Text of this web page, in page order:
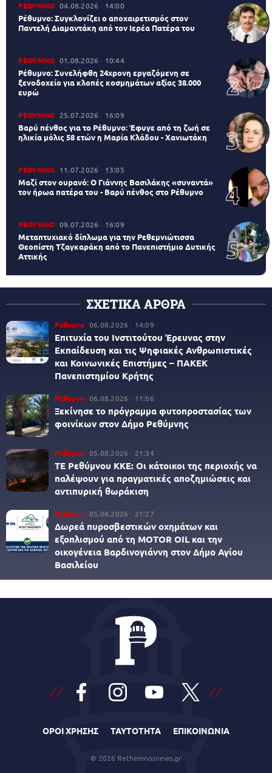
ΡΕΘΥΜΝΟ 04.08.2026 14:00
Ρέθυμνο: Συγκλονίζει ο αποχαιρετισμός στον
Παντελή Διαμαντάκη από τον Ιερέα Πατέρα του
ΡΕΘΥΜΝΟ 01.08.2026 10:44
Ρέθυμνο: Συνελήφθη 24χρονη εργαζόμενη σε
ξενοδοχείο για κλοπές κοσμημάτων αξίας 38.000
ευρώ
ΡΕΘΥΜΝΟ 25.07.2026 16:09
Βαρύ πένθος για το Ρέθυμνο: Έφυγε από τη ζωή σε
ηλικία μόλις 58 ετών η Μαρία Κλάδου - Χανιωτάκη
ΡΕΘΥΜΝΟ 11.07.2026 13:05
Μαζί στον ουρανό: Ο Γιάννης Βασιλάκης «συναντά»
τον ήρωα πατέρα του - Βαρύ πένθος στο Ρέθυμνο
ΡΕΘΥΜΝΟ 09.07.2026 16:09
Μεταπτυχιακό δίπλωμα για την Ρεθεμνιώτισσα
Θεοπίστη Τζαγκαράκη από το Πανεπιστήμιο Δυτικής
Αττικής
ΣΧΕΤΙΚΑ ΑΡΘΡΑ
Ρέθυμνο 06.08.2026 14:09
Επιτυχία του Ινστιτούτου Έρευνας στην
Εκπαίδευση και τις Ψηφιακές Ανθρωπιστικές
και Κοινωνικές Επιστήμες – ΠΑΚΕΚ
Πανεπιστημίου Κρήτης
Ρέθυμνο 06.08.2026 11:06
Ξεκίνησε το πρόγραμμα φυτοπροστασίας των
φοινίκων στον Δήμο Ρεθύμνης
Ρέθυμνο 05.08.2026 21:34
ΤΕ Ρεθύμνου ΚΚΕ: Οι κάτοικοι της περιοχής να
παλέψουν για πραγματικές αποζημιώσεις και
αντιπυρική θωράκιση
Ρέθυμνο 05.08.2026 21:27
Δωρεά πυροσβεστικών οχημάτων και
εξοπλισμού από τη MOTOR OIL και την
οικογένεια Βαρδινογιάννη στον Δήμο Αγίου
Βασιλείου
ΟΡΟΙ ΧΡΗΣΗΣ ΤΑΥΤΟΤΗΤΑ ΕΠΙΚΟΙΝΩΝΙΑ
© 2026 Rethemnosnews.gr